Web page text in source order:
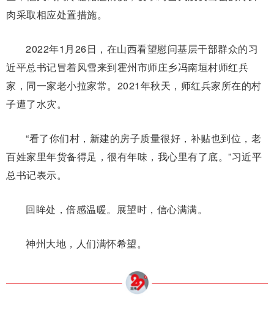
肉采取相应处置措施。
2022年1月26日，在山西看望慰问基层干部群众的习
近平总书记冒着风雪来到霍州市师庄乡冯南垣村师红兵
家，同一家老小拉家常。2021年秋天，师红兵家所在的村
子遭了水灾。
“看了你们村，新建的房子质量很好，补贴也到位，老
百姓家里年货备得足，很有年味，我心里有了底。”习近平
总书记表示。
回眸处，倍感温暖。展望时，信心满满。
神州大地，人们满怀希望。